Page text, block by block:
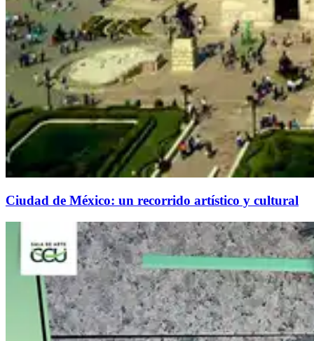
Ciudad de México: un recorrido artístico y cultural